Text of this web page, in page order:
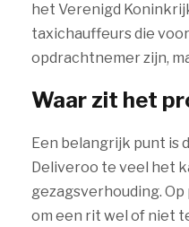
het Verenigd
taxichauffeurs die
opdrachtnemer zijn,
Waar zit het
Een belangrijk punt is
Deliveroo te veel het
gezagsverhouding.
om een rit wel of niet